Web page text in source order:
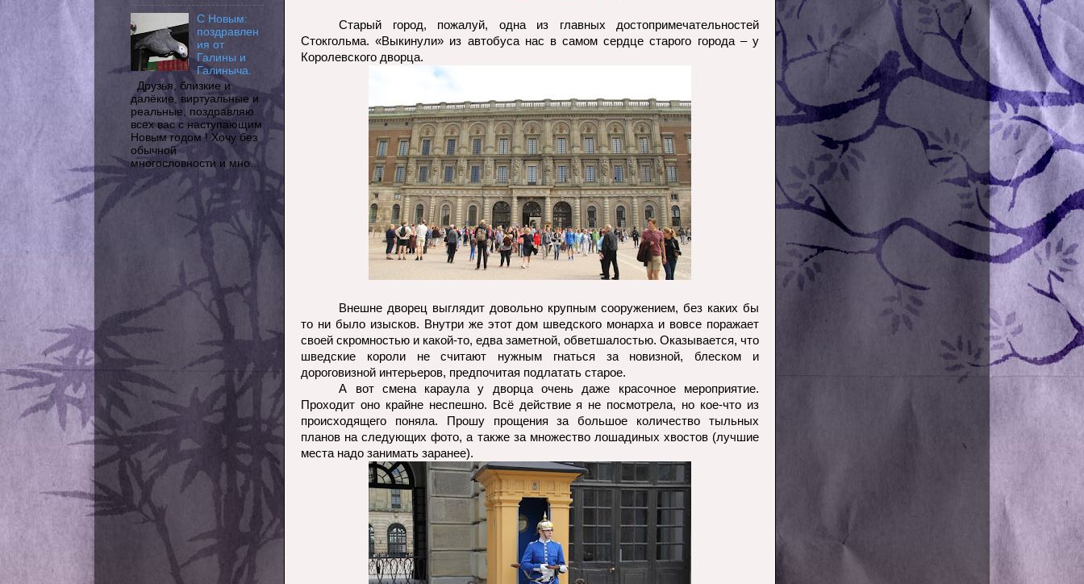
Старый город, пожалуй, одна из главных достопримечательностей
Стокгольма. «Выкинули» из автобуса нас в самом сердце старого города – у
Королевского дворца.
Внешне дворец выглядит довольно крупным сооружением, без каких бы
то ни было изысков. Внутри же этот дом шведского монарха и вовсе поражает
своей скромностью и какой-то, едва заметной, обветшалостью. Оказывается, что
шведские короли не считают нужным гнаться за новизной, блеском и
дороговизной интерьеров, предпочитая подлатать старое.
А вот смена караула у дворца очень даже красочное мероприятие.
Проходит оно крайне неспешно. Всё действие я не посмотрела, но кое-что из
происходящего поняла. Прошу прощения за большое количество тыльных
планов на следующих фото, а также за множество лошадиных хвостов (лучшие
места надо занимать заранее).
С Новым:
поздравлен
ия от
Галины и
Галиныча.
Друзья, близкие и
далёкие, виртуальные и
реальные, поздравляю
всех вас с наступающим
Новым годом ! Хочу без
обычной
многословности и мно...